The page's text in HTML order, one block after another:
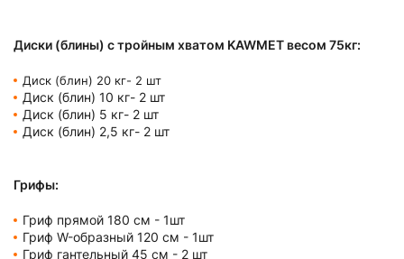
Диски (блины) с тройным хватом KAWMET весом 75кг:
Диск (блин) 20 кг- 2 шт
Диск (блин) 10 кг- 2 шт
Диск (блин) 5 кг- 2 шт
Диск (блин) 2,5 кг- 2 шт
Грифы:
Гриф прямой 180 см - 1шт
Гриф W-образный 120 см - 1шт
Гриф гантельный 45 см - 2 шт